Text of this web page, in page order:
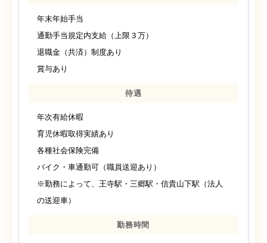
年末年始手当
通勤手当規定内支給（上限３万）
退職金（共済）制度あり
賞与あり
待遇
年次有給休暇
育児休暇取得実績あり
各種社会保険完備
バイク・車通勤可（職員送迎あり）
※勤務によって、王寺駅・三郷駅・信貴山下駅（法人
の送迎車）
勤務時間